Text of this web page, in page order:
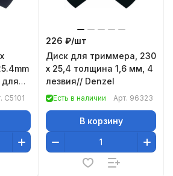
C5101
226 ₽/шт
Диск для триммера, 230
х 25,4 толщина 1,6 мм, 4
лезвия// Denzel
Есть в наличии Арт. 96323
В корзину